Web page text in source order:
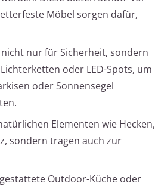
Möbel sorgen dafür,
nur für Sicherheit, sondern
oder LED-Spots, um
oder Sonnensegel
Elementen wie Hecken,
sondern tragen auch zur
Outdoor-Küche oder